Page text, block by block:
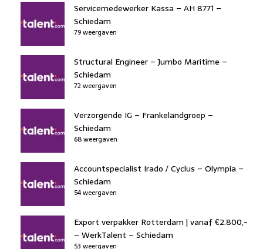
Servicemedewerker Kassa – AH 8771 –
Schiedam
79 weergaven
Structural Engineer – Jumbo Maritime –
Schiedam
72 weergaven
Verzorgende IG – Frankelandgroep –
Schiedam
68 weergaven
Accountspecialist Irado / Cyclus – Olympia –
Schiedam
54 weergaven
Export verpakker Rotterdam | vanaf €2.800,-
– WerkTalent – Schiedam
53 weergaven